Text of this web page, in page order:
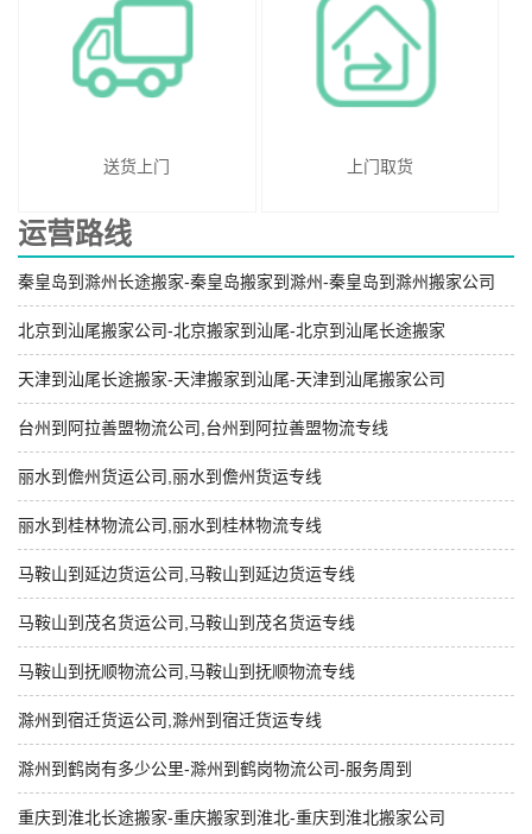
送货上门 上门取货
运营路线
秦皇岛到滁州长途搬家-秦皇岛搬家到滁州-秦皇岛到滁州搬家公司
北京到汕尾搬家公司-北京搬家到汕尾-北京到汕尾长途搬家
天津到汕尾长途搬家-天津搬家到汕尾-天津到汕尾搬家公司
台州到阿拉善盟物流公司,台州到阿拉善盟物流专线
丽水到儋州货运公司,丽水到儋州货运专线
丽水到桂林物流公司,丽水到桂林物流专线
马鞍山到延边货运公司,马鞍山到延边货运专线
马鞍山到茂名货运公司,马鞍山到茂名货运专线
马鞍山到抚顺物流公司,马鞍山到抚顺物流专线
滁州到宿迁货运公司,滁州到宿迁货运专线
滁州到鹤岗有多少公里-滁州到鹤岗物流公司-服务周到
重庆到淮北长途搬家-重庆搬家到淮北-重庆到淮北搬家公司